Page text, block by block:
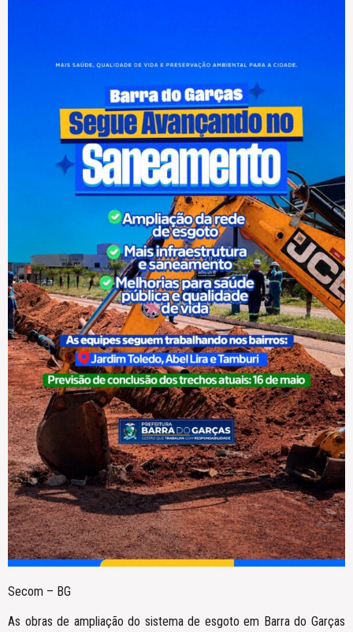
Secom – BG
As obras de ampliação do sistema de esgoto em Barra do Garças